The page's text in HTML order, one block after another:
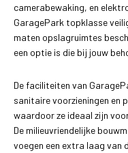
camerabewaking, en
GaragePark topklasse
maten opslagruimtes
een optie is die bij jouw
De faciliteiten van
sanitaire voorzieningen en
waardoor ze ideaal zijn
De milieuvriendelijke
voegen een extra laag van